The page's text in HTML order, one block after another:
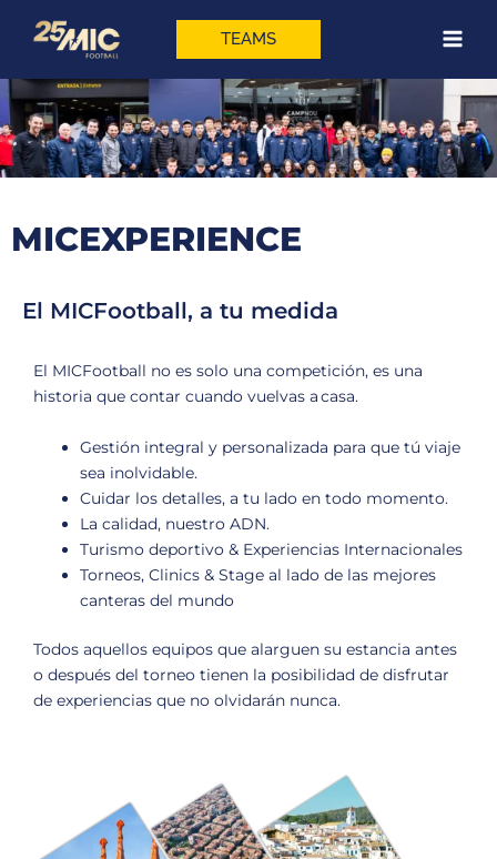
TEAMS
MICEXPERIENCE
El MICFootball, a tu medida
El MICFootball no es solo una competición, es una
historia que contar cuando vuelvas a casa.
Gestión integral y personalizada para que tú viaje
sea inolvidable.
Cuidar los detalles, a tu lado en todo momento.
La calidad, nuestro ADN.
Turismo deportivo & Experiencias Internacionales
Torneos, Clinics & Stage al lado de las mejores
canteras del mundo
Todos aquellos equipos que alarguen su estancia antes
o después del torneo tienen la posibilidad de disfrutar
de experiencias que no olvidarán nunca.